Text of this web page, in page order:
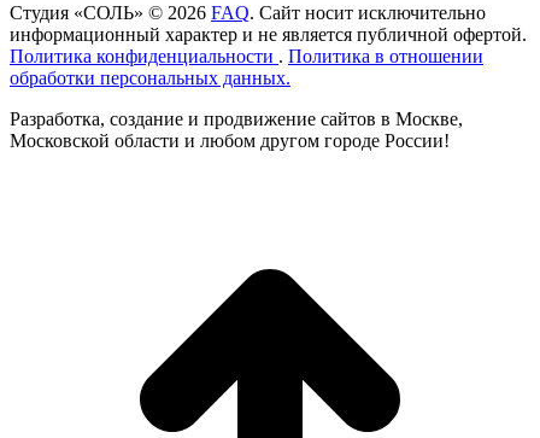
Студия «СОЛЬ» © 2026 FAQ. Сайт носит исключительно
информационный характер и не является публичной офертой.
Политика конфиденциальности . Политика в отношении
обработки персональных данных.
Разработка, создание и продвижение сайтов в Москве,
Московской области и любом другом городе России!